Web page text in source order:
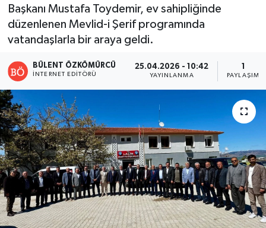
Başkanı Mustafa Toydemir, ev sahipliğinde
düzenlenen Mevlid-i Şerif programında
vatandaşlarla bir araya geldi.
BÜLENT ÖZKÖMÜRCÜ
İNTERNET EDITÖRÜ
25.04.2026 - 10:42
YAYINLANMA
1
PAYLAŞIM